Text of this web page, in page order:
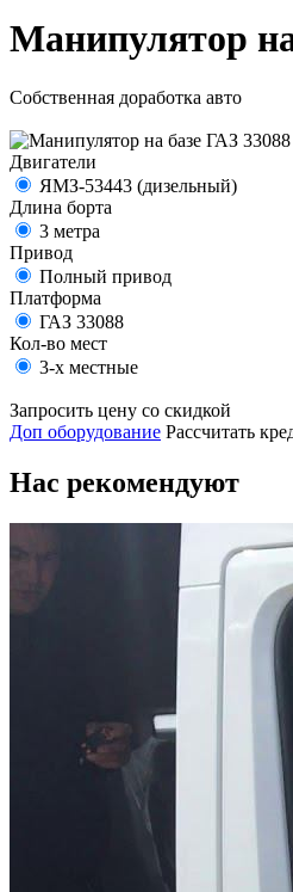
Манипулятор
Собственная доработка авто
Двигатели
ЯМЗ-53443 (дизельный)
Длина борта
3 метра
Привод
Полный привод
Платформа
ГАЗ 33088
Кол-во мест
3-х местные
Запросить цену со скидкой
Доп оборудование Рассчитать
Нас рекомендуют